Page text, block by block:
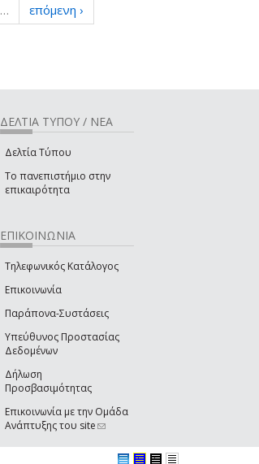
…
επόμενη ›
ΔΕΛΤΙΑ ΤΥΠΟΥ / ΝΕΑ
Δελτία Τύπου
Το πανεπιστήμιο στην
επικαιρότητα
ΕΠΙΚΟΙΝΩΝΙΑ
Τηλεφωνικός Κατάλογος
Επικοινωνία
Παράπονα-Συστάσεις
Υπεύθυνος Προστασίας
Δεδομένων
Δήλωση
Προσβασιμότητας
Επικοινωνία με την Ομάδα
Ανάπτυξης του site(link sends e-mail)